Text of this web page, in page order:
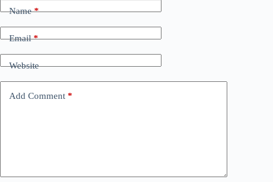
Name*
Email*
Website
Add Comment *